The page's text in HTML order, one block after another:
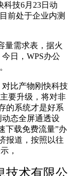
科技6月23日动
前处于企业内测
需求表，据火
日，WPS办公
比产物刚快科技
要升级，将对非
的系统才是好系
动态全屏通透设
下载免费流量”办
报道，按照以往
，
技术有限公